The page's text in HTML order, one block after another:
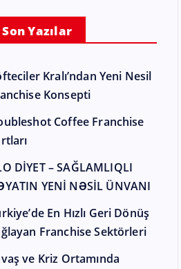
Son Yazılar
Kralı’ndan Yeni Nesil
Konsepti
Coffee Franchise
DİYET – SAĞLAMLIQLI
YENİ NƏSİL ÜNVANI
En Hızlı Geri Dönüş
Franchise Sektörleri
ve Kriz Ortamında